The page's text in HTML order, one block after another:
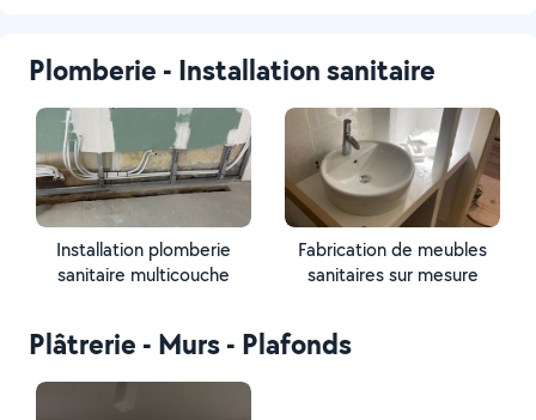
Plomberie - Installation sanitaire
Installation plomberie
sanitaire multicouche
Fabrication de meubles
sanitaires sur mesure
Plâtrerie - Murs - Plafonds